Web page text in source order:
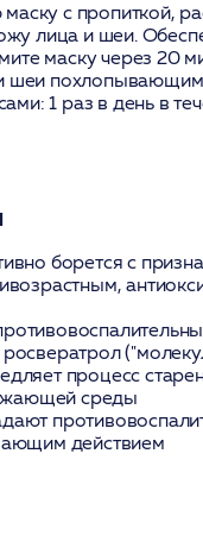
с пропиткой,
лица и шеи.
маску через 20
шеи
1 раз в день в
борется с
процесс
среды
действием